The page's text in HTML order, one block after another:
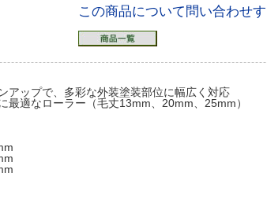
この商品について問い合わせ
アップで、多彩な外装塗装部位に幅広く対応
最適なローラー（毛丈13mm、20mm、25mm）